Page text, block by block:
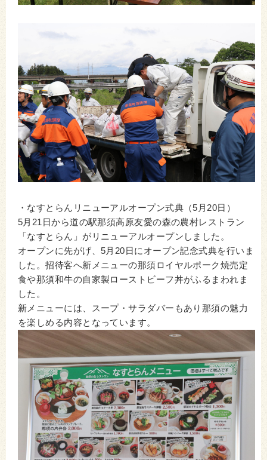
・なすとらんリニューアルオープン式典（5月20日）
5月21日から道の駅那須高原友愛の森の農村レストラン
「なすとらん」がリニューアルオープンしました。
オープンに先がげ、5月20日にオープン記念式典を行いま
した。招待客へ新メニューの那須ロイヤルポーク焼売定
食や那須和牛の自家製ローストビーフ丼がふるまわれま
した。
新メニューには、スープ・サラダバーもあり那須の魅力
を楽しめる内容となっています。